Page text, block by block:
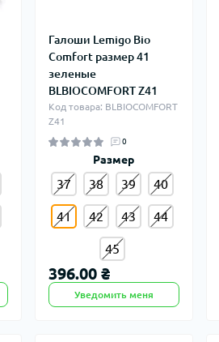
Галоши Lemigo Bio
Comfort размер 41
зеленые
BLBIOCOMFORT Z41
Код товара: BLBIOCOMFORT
Z41
0
Размер
37 38 39 40
41 42 43 44
45
396.00 ₴
Уведомить меня